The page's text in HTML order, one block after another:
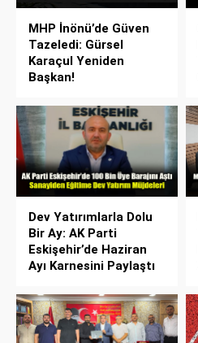
MHP İnönü’de Güven
Tazeledi: Gürsel
Karaçul Yeniden
Başkan!
Dev Yatırımlarla Dolu
Bir Ay: AK Parti
Eskişehir’de Haziran
Ayı Karnesini Paylaştı